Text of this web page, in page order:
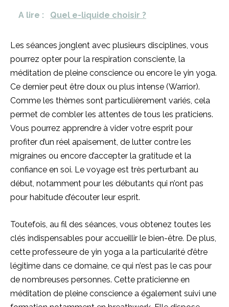
A lire : Quel e-liquide choisir ?
Les séances jonglent avec plusieurs disciplines, vous
pourrez opter pour la respiration consciente, la
méditation de pleine conscience ou encore le yin yoga.
Ce dernier peut être doux ou plus intense (Warrior).
Comme les thèmes sont particulièrement variés, cela
permet de combler les attentes de tous les praticiens.
Vous pourrez apprendre à vider votre esprit pour
profiter d’un réel apaisement, de lutter contre les
migraines ou encore d’accepter la gratitude et la
confiance en soi. Le voyage est très perturbant au
début, notamment pour les débutants qui n’ont pas
pour habitude d’écouter leur esprit.
Toutefois, au fil des séances, vous obtenez toutes les
clés indispensables pour accueillir le bien-être. De plus,
cette professeure de yin yoga a la particularité d’être
légitime dans ce domaine, ce qui n’est pas le cas pour
de nombreuses personnes. Cette praticienne en
méditation de pleine conscience a également suivi une